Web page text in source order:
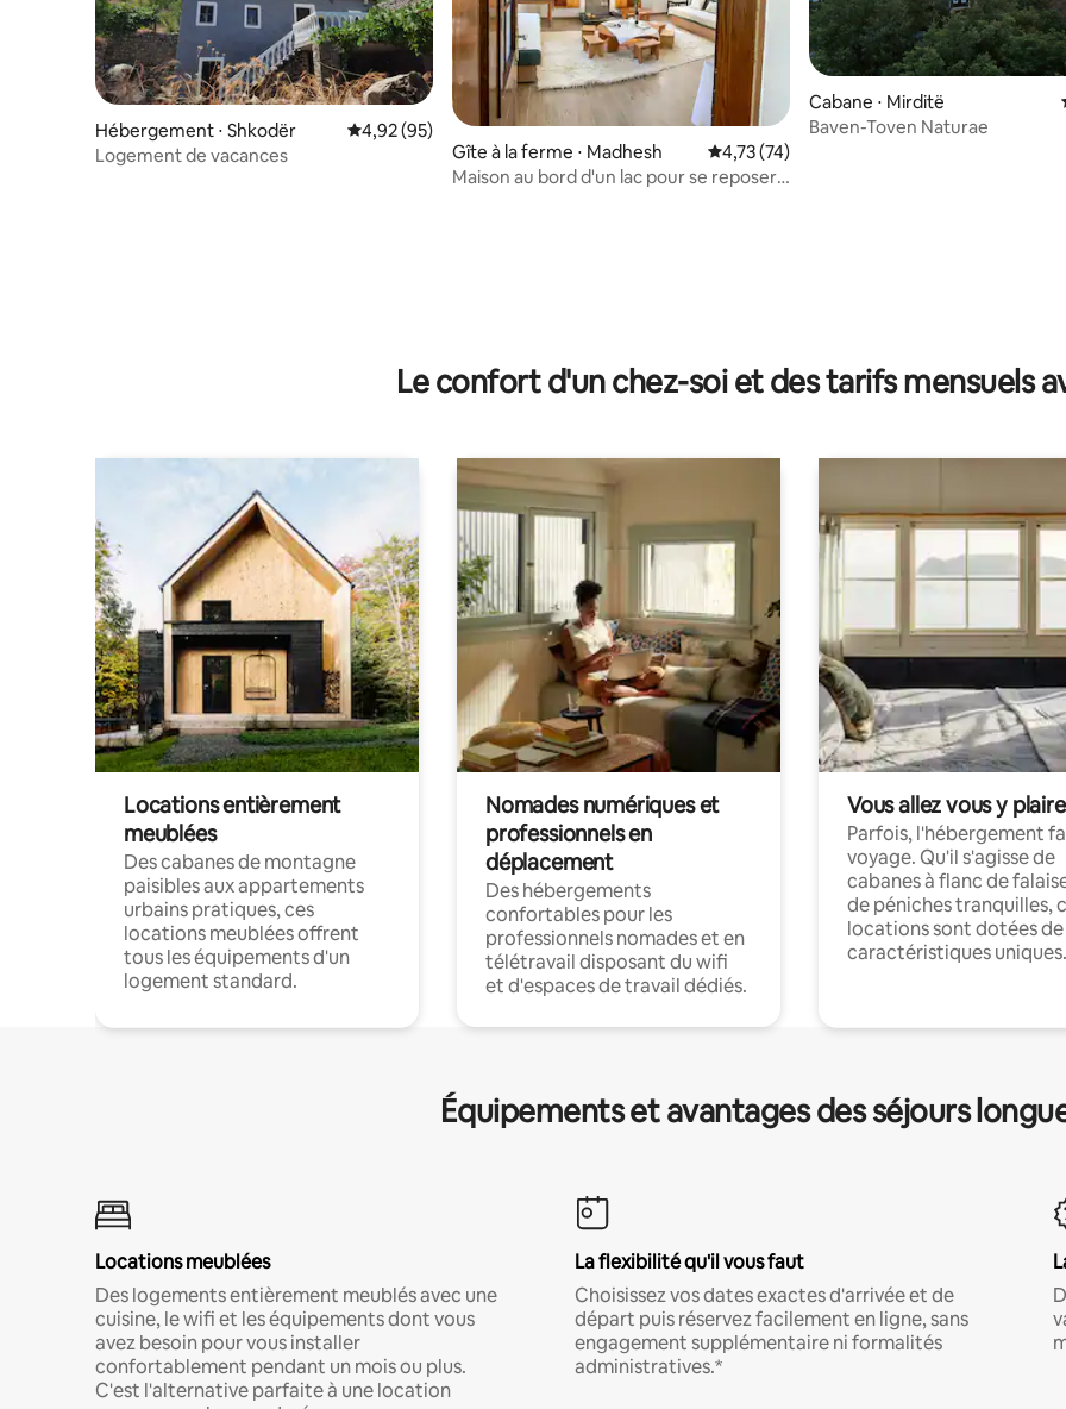
Hébergement ⋅ Shkodër Évaluation moyenne sur la base de 95 commentaires : 4,92 sur 5
4,92 (95)
Logement de vacances
Gîte à la ferme ⋅ Madhesh Évaluation moyenne sur la base de 74
4,73 (74)
Maison au bord d'un lac pour se reposer
Cabane ⋅ Mirditë
Baven-Toven Naturae
Le confort d'un chez-soi et des tarifs mensuels
Locations entièrement
meublées
Des cabanes de montagne
paisibles aux appartements
urbains pratiques, ces
locations meublées offrent
tous les équipements d'un
logement standard.
Nomades numériques et
professionnels en
déplacement
Des hébergements
confortables pour les
professionnels nomades et en
télétravail disposant du wifi
et d'espaces de travail dédiés.
Vous allez vous y plaire
Parfois, l'hébergement
voyage. Qu'il s'agisse de
cabanes à flanc de
de péniches tranquilles,
locations sont dotées de
caractéristiques uniques.
Équipements et avantages des séjours
Locations meublées
Des logements entièrement meublés avec une
cuisine, le wifi et les équipements dont vous
avez besoin pour vous installer
confortablement pendant un mois ou plus.
C'est l'alternative parfaite à une location
La flexibilité qu'il vous faut
Choisissez vos dates exactes d'arrivée et de
départ puis réservez facilement en ligne, sans
engagement supplémentaire ni formalités
administratives.*